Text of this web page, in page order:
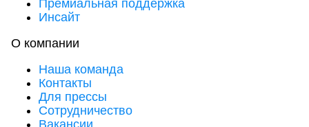
Премиальная поддержка
Инсайт
О компании
Наша команда
Контакты
Для прессы
Сотрудничество
Вакансии